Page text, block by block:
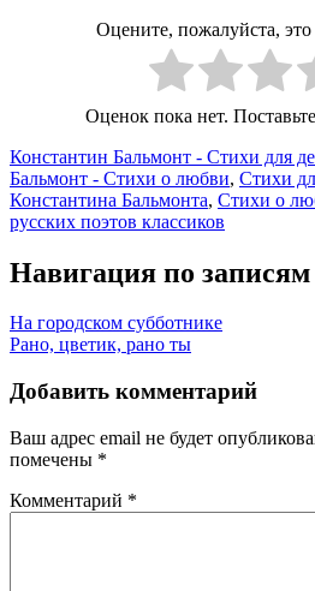
Оцените, пожалуйста, это
Оценок пока нет.
Константин Бальмонт - Стихи для
Бальмонт - Стихи о любви, Стихи
Константина Бальмонта, Стихи о
русских поэтов классиков
Навигация по записям
На городском субботнике
Рано, цветик, рано ты
Добавить комментарий
Ваш адрес email не будет
помечены *
Комментарий *